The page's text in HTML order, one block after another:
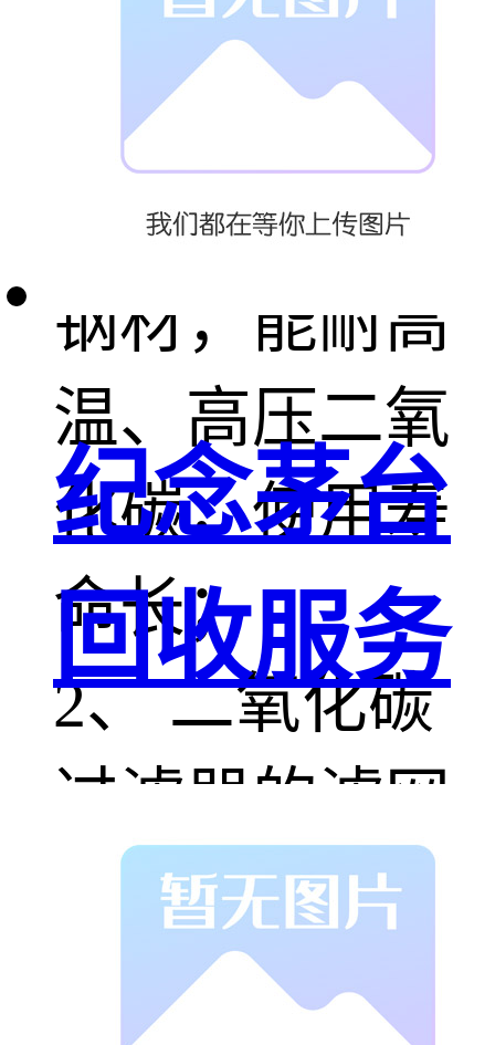
1、 二氧化碳
过滤器的阀体
采用进口优质
钢材，能耐高
温、高压二氧
化碳，使用寿
命长；
2、 二氧化碳
过滤器的滤网
采用双层的优
质不锈钢材
纪念茅台
回收服务